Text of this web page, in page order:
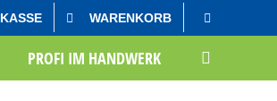
KASSE WARENKORB
PROFI IM HANDWERK
Startseite Oliver Groß